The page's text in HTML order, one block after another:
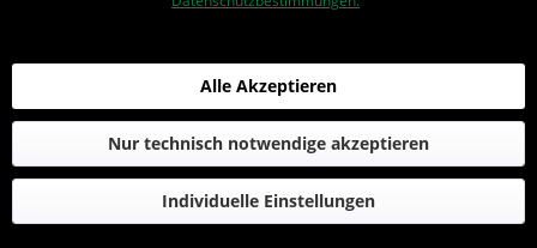
Individuelle Einstellungen
Nur technisch notwendige akzeptieren
Alle Akzeptieren